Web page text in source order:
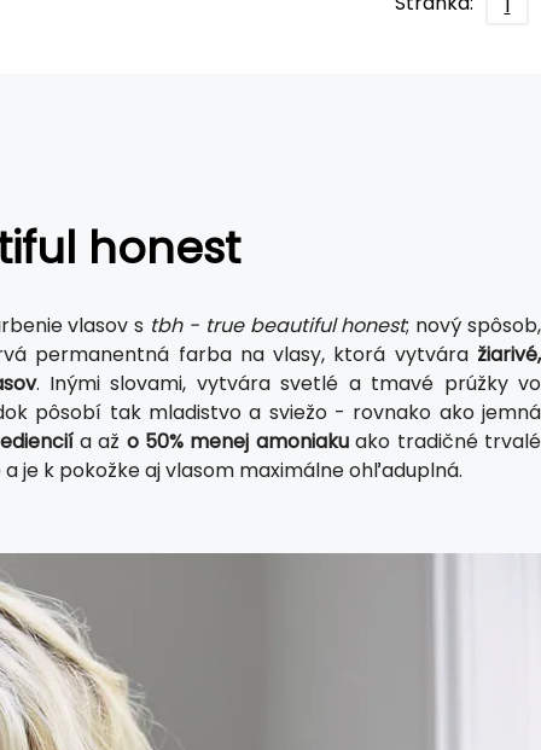
honest
vlasov s tbh - true beautiful honest; nový spôsob,
permanentná farba na vlasy, ktorá vytvára žiarivé,
. Inými slovami, vytvára svetlé a tmavé prúžky vo
pôsobí tak mladistvo a sviežo - rovnako ako jemná
a až o 50% menej amoniakuako tradičné trvalé
je k pokožke aj vlasom maximálne ohľaduplná.